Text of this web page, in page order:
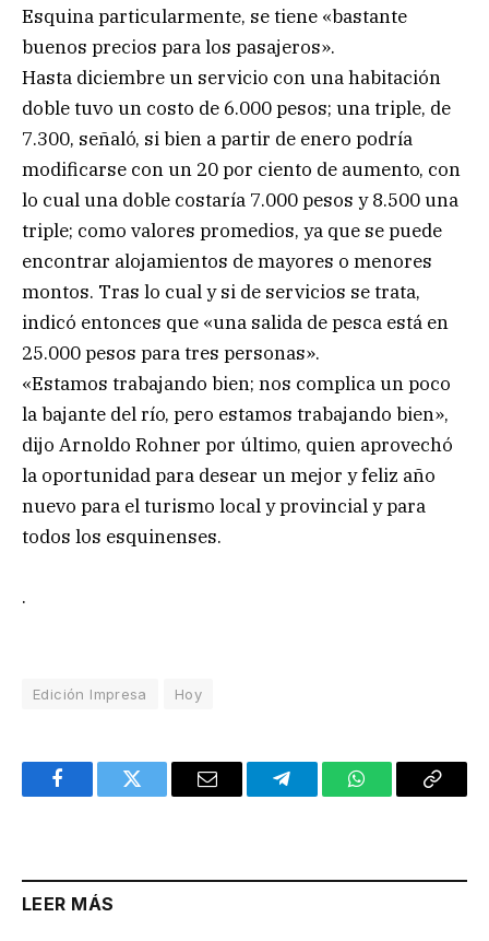
Esquina particularmente, se tiene «bastante
buenos precios para los pasajeros».
Hasta diciembre un servicio con una habitación
doble tuvo un costo de 6.000 pesos; una triple, de
7.300, señaló, si bien a partir de enero podría
modificarse con un 20 por ciento de aumento, con
lo cual una doble costaría 7.000 pesos y 8.500 una
triple; como valores promedios, ya que se puede
encontrar alojamientos de mayores o menores
montos. Tras lo cual y si de servicios se trata,
indicó entonces que «una salida de pesca está en
25.000 pesos para tres personas».
«Estamos trabajando bien; nos complica un poco
la bajante del río, pero estamos trabajando bien»,
dijo Arnoldo Rohner por último, quien aprovechó
la oportunidad para desear un mejor y feliz año
nuevo para el turismo local y provincial y para
todos los esquinenses.
.
Edición Impresa Hoy
FacebookTwitter Email TelegramWhatsAppCopy
LEER MÁS